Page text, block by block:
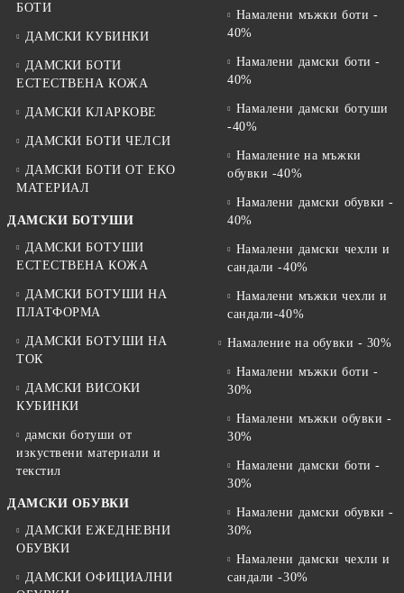
БОТИ
ДАМСКИ КУБИНКИ
ДАМСКИ БОТИ
ЕСТЕСТВЕНА КОЖА
ДАМСКИ КЛАРКОВЕ
ДАМСКИ БОТИ ЧЕЛСИ
ДАМСКИ БОТИ ОТ EKO
МАТЕРИАЛ
ДАМСКИ БОТУШИ
ДАМСКИ БОТУШИ
ЕСТЕСТВЕНА КОЖА
ДАМСКИ БОТУШИ НА
ПЛАТФОРМА
ДАМСКИ БОТУШИ НА
ТОК
ДАМСКИ ВИСОКИ
КУБИНКИ
дамски ботуши от
изкуствени материали и
текстил
ДАМСКИ ОБУВКИ
ДАМСКИ ЕЖЕДНЕВНИ
ОБУВКИ
ДАМСКИ ОФИЦИАЛНИ
Намалени мъжки боти -
40%
Намалени дамски боти -
40%
Намалени дамски ботуши
-40%
Намаление на мъжки
обувки -40%
Намалени дамски обувки -
40%
Намалени дамски чехли и
сандали -40%
Намалени мъжки чехли и
сандали-40%
Намаление на обувки - 30%
Намалени мъжки боти -
30%
Намалени мъжки обувки -
30%
Намалени дамски боти -
30%
Намалени дамски обувки -
30%
Намалени дамски чехли и
сандали -30%